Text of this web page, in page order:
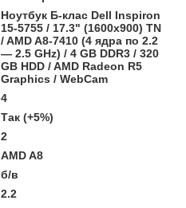
Ноутбук Б-клас Dell Inspiron
15-5755 / 17.3" (1600x900) TN
/ AMD A8-7410 (4 ядра по 2.2
— 2.5 GHz) / 4 GB DDR3 / 320
GB HDD / AMD Radeon R5
Graphics / WebCam
4
Так (+5%)
2
AMD A8
б/в
2.2